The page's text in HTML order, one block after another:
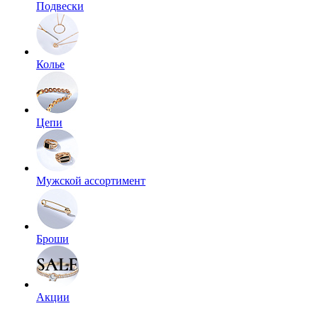
Подвески
Колье
Цепи
Мужской ассортимент
Броши
Акции